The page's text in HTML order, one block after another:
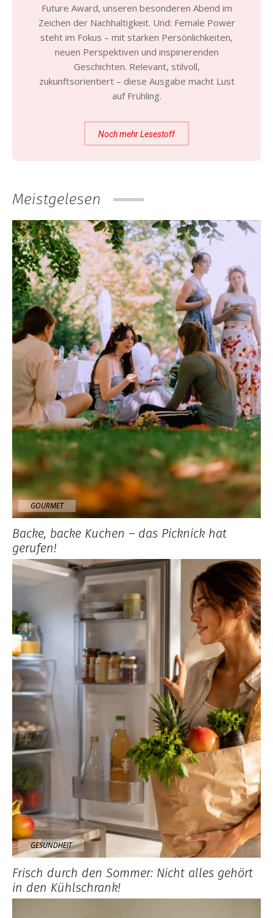
Future Award, unseren besonderen Abend im
Zeichen der Nachhaltigkeit. Und: Female Power
steht im Fokus – mit starken Persönlichkeiten,
neuen Perspektiven und inspirierenden
Geschichten. Relevant, stilvoll,
zukunftsorientiert – diese Ausgabe macht Lust
auf Frühling.
Noch mehr Lesestoff
Meistgelesen
GOURMET
Backe, backe Kuchen – das Picknick hat
gerufen!
GESUNDHEIT
Frisch durch den Sommer: Nicht alles gehört
in den Kühlschrank!